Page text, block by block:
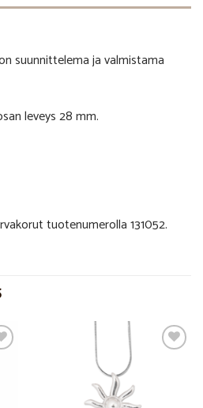
suunnittelema ja valmistama
leveys 28 mm.
tuotenumerolla 131052.